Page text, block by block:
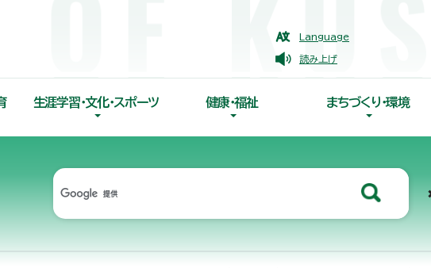
Language
読み上げ
生涯学習・文化・スポーツ 健康・福祉 まちづくり・環境